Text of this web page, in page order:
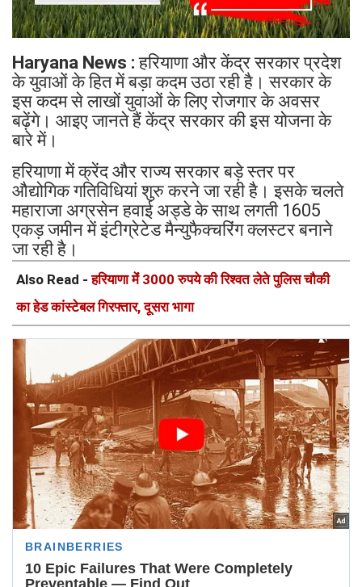
Haryana News :हरियाणा और केंद्र सरकार प्रदेश
के युवाओं के हित में बड़ा कदम उठा रही है। सरकार के
इस कदम से लाखों युवाओं के लिए रोजगार के अवसर
बढ़ेंगे। आइए जानते हैं केंद्र सरकार की इस योजना के
बारे में।
हरियाणा में क्रेंद और राज्य सरकार बड़े स्तर पर
औद्योगिक गतिविधियां शुरु करने जा रही है। इसके चलते
महाराजा अग्रसेन हवाई अड्डे के साथ लगती 1605
एकड़ जमीन में इंटीग्रेटेड मैन्युफैक्चरिंग क्लस्टर बनाने
जा रही है।
Also Read -हरियाणा मेंं 3000 रुपये की रिश्वत लेते पुलिस चौकी
का हेड कांस्टेबल गिरफ्तार, दूसरा भागा